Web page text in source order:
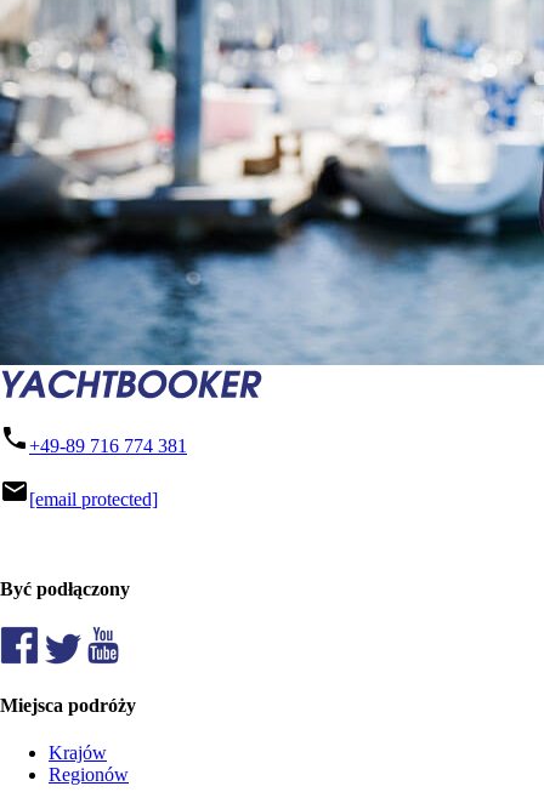
phone+49-89 716 774 381
mail[email protected]
Być podłączony
Miejsca podróży
Krajów
Regionów